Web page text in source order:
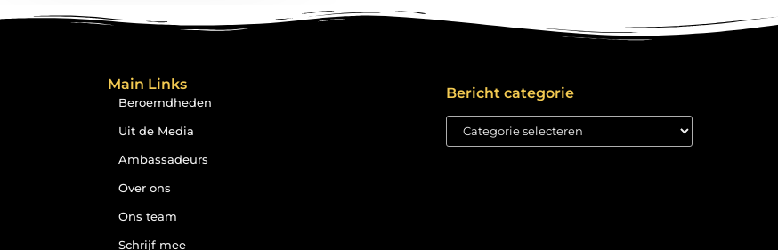
Main Links
Beroemdheden
Uit de Media
Ambassadeurs
Over ons
Ons team
Schrijf mee
Bericht categorie